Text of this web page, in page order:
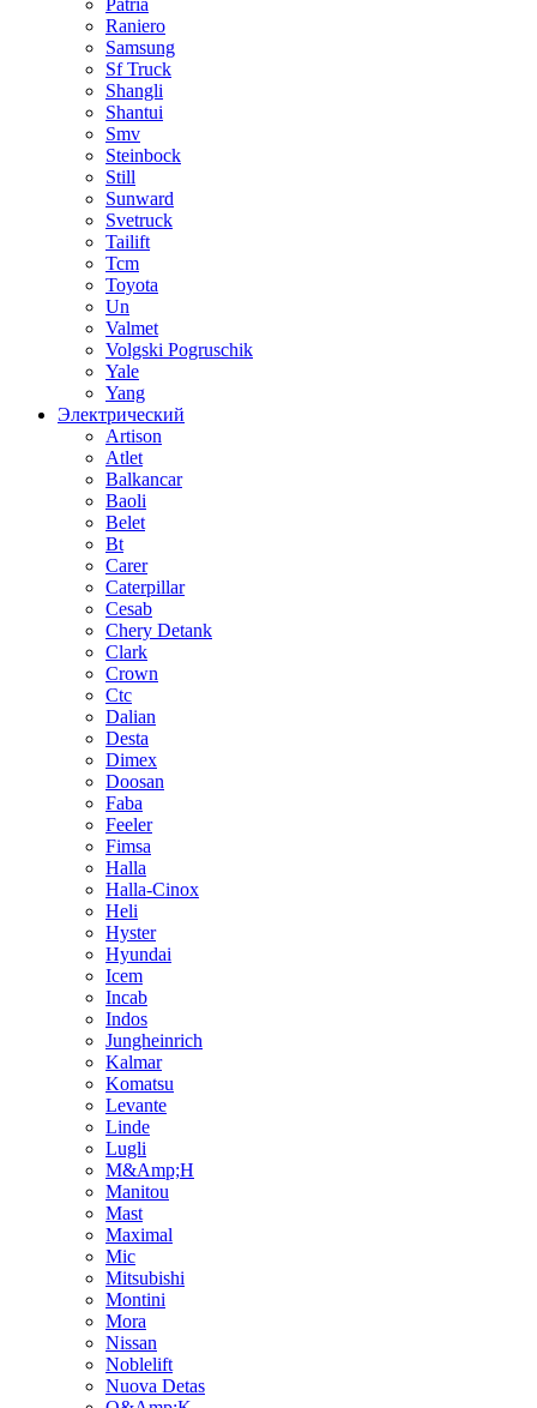
Raniero
Samsung
Sf Truck
Shangli
Shantui
Smv
Steinbock
Still
Sunward
Svetruck
Tailift
Tcm
Toyota
Un
Valmet
Volgski Pogruschik
Yale
Yang
Электрический
Artison
Atlet
Balkancar
Baoli
Belet
Bt
Carer
Caterpillar
Cesab
Chery Detank
Clark
Crown
Ctc
Dalian
Desta
Dimex
Doosan
Faba
Feeler
Fimsa
Halla
Halla-Cinox
Heli
Hyster
Hyundai
Icem
Incab
Indos
Jungheinrich
Kalmar
Komatsu
Levante
Linde
Lugli
M&Amp;H
Manitou
Mast
Maximal
Mic
Mitsubishi
Montini
Mora
Nissan
Noblelift
Nuova Detas